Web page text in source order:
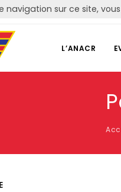
L’ANACR
navigation sur ce site,